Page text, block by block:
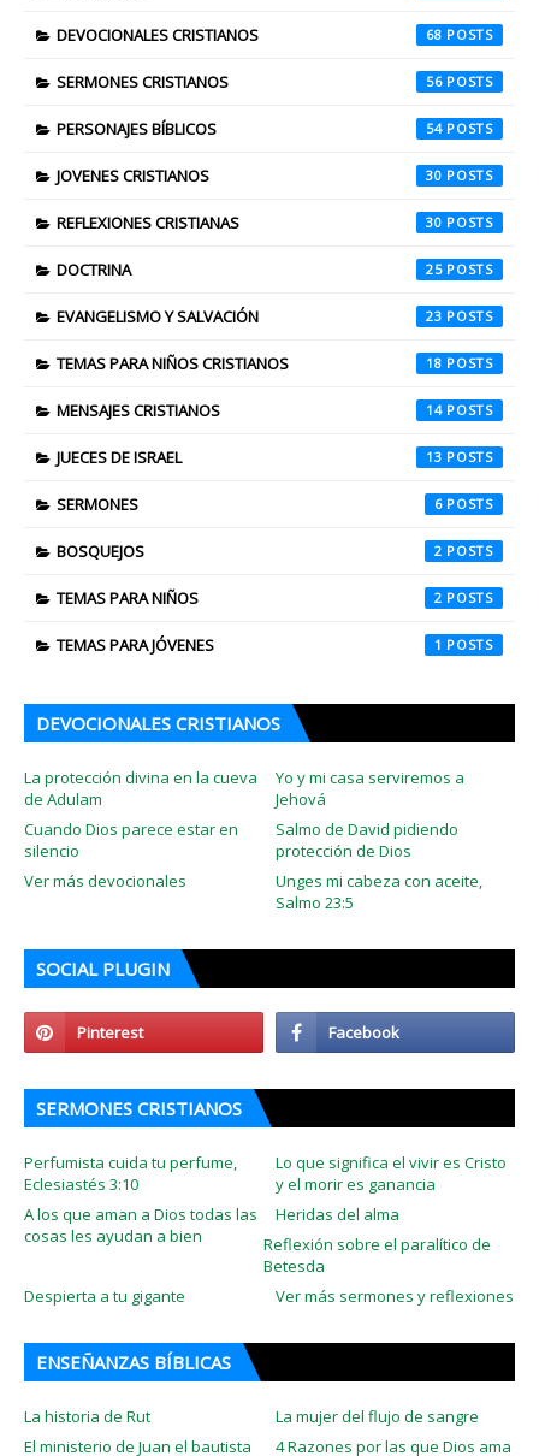
DEVOCIONALES CRISTIANOS 68
SERMONES CRISTIANOS 56
PERSONAJES BÍBLICOS 54
JOVENES CRISTIANOS 30
REFLEXIONES CRISTIANAS 30
DOCTRINA 25
EVANGELISMO Y SALVACIÓN 23
TEMAS PARA NIÑOS CRISTIANOS 18
MENSAJES CRISTIANOS 14
JUECES DE ISRAEL 13
SERMONES 6
BOSQUEJOS 2
TEMAS PARA NIÑOS 2
TEMAS PARA JÓVENES 1
DEVOCIONALES CRISTIANOS
La protección divina en la cueva
de Adulam
Yo y mi casa serviremos a
Jehová
Cuando Dios parece estar en
silencio
Salmo de David pidiendo
protección de Dios
Ver más devocionales
Unges mi cabeza con aceite,
Salmo 23:5
SOCIAL PLUGIN
SERMONES CRISTIANOS
Perfumista cuida tu perfume,
Eclesiastés 3:10
Lo que significa el vivir es Cristo
y el morir es ganancia
A los que aman a Dios todas las
cosas les ayudan a bien
Heridas del alma
Reflexión sobre el paralítico de
Betesda
Ver más sermones y reflexiones
Despierta a tu gigante
ENSEÑANZAS BÍBLICAS
La historia de Rut
La mujer del flujo de sangre
El ministerio de Juan el bautista
4 Razones por las que Dios ama